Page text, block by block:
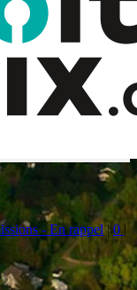
- En rappel |0|